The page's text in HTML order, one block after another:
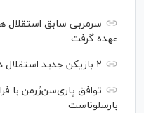
سرمربی سابق استقلال
عهده گرفت
۲ بازیکن جدید استقلال در آلومینیوم ماندنی شدند
توافق پاری‌سن‌ژرمن با
بارسلوناست